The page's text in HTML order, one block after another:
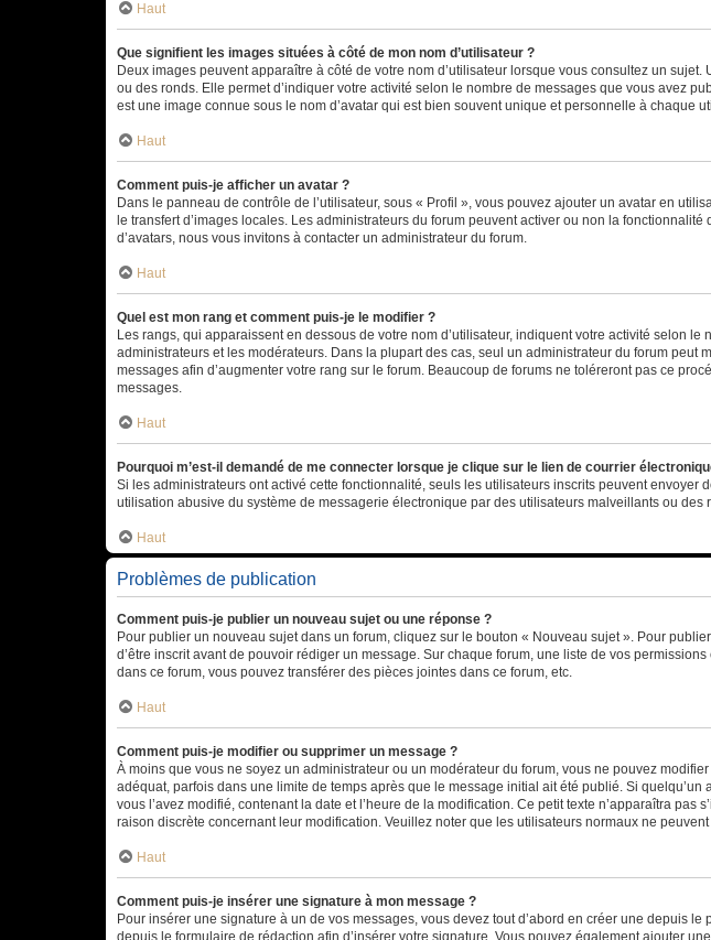
Haut
Que signifient les images situées à côté de mon nom d’utilisateur ?
Deux images peuvent apparaître à côté de votre nom d’utilisateur lorsque vous consultez un
ou des ronds. Elle permet d’indiquer votre activité selon le nombre de messages que vous avez
est une image connue sous le nom d’avatar qui est bien souvent unique et personnelle à chaque
Haut
Comment puis-je afficher un avatar ?
Dans le panneau de contrôle de l’utilisateur, sous « Profil », vous pouvez ajouter un avatar en
le transfert d’images locales. Les administrateurs du forum peuvent activer ou non la
d’avatars, nous vous invitons à contacter un administrateur du forum.
Haut
Quel est mon rang et comment puis-je le modifier ?
Les rangs, qui apparaissent en dessous de votre nom d’utilisateur, indiquent votre activité selon
administrateurs et les modérateurs. Dans la plupart des cas, seul un administrateur du forum
messages afin d’augmenter votre rang sur le forum. Beaucoup de forums ne toléreront pas ce
messages.
Haut
Pourquoi m’est-il demandé de me connecter lorsque je clique sur le lien de courrier
Si les administrateurs ont activé cette fonctionnalité, seuls les utilisateurs inscrits peuvent
utilisation abusive du système de messagerie électronique par des utilisateurs malveillants ou des
Haut
Problèmes de publication
Comment puis-je publier un nouveau sujet ou une réponse ?
Pour publier un nouveau sujet dans un forum, cliquez sur le bouton « Nouveau sujet ». Pour
d’être inscrit avant de pouvoir rédiger un message. Sur chaque forum, une liste de vos
dans ce forum, vous pouvez transférer des pièces jointes dans ce forum, etc.
Haut
Comment puis-je modifier ou supprimer un message ?
À moins que vous ne soyez un administrateur ou un modérateur du forum, vous ne pouvez
adéquat, parfois dans une limite de temps après que le message initial ait été publié. Si
vous l’avez modifié, contenant la date et l’heure de la modification. Ce petit texte n’apparaîtra
raison discrète concernant leur modification. Veuillez noter que les utilisateurs normaux ne
Haut
Comment puis-je insérer une signature à mon message ?
Pour insérer une signature à un de vos messages, vous devez tout d’abord en créer une depuis
depuis le formulaire de rédaction afin d’insérer votre signature. Vous pouvez également ajouter